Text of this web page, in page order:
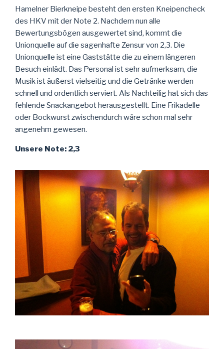
Hamelner Bierkneipe besteht den ersten Kneipencheck
des HKV mit der Note 2. Nachdem nun alle
Bewertungsbögen ausgewertet sind, kommt die
Unionquelle auf die sagenhafte Zensur von 2,3. Die
Unionquelle ist eine Gaststätte die zu einem längeren
Besuch einlädt. Das Personal ist sehr aufmerksam, die
Musik ist äußerst vielseitig und die Getränke werden
schnell und ordentlich serviert. Als Nachteilig hat sich das
fehlende Snackangebot herausgestellt. Eine Frikadelle
oder Bockwurst zwischendurch wäre schon mal sehr
angenehm gewesen.
Unsere Note: 2,3